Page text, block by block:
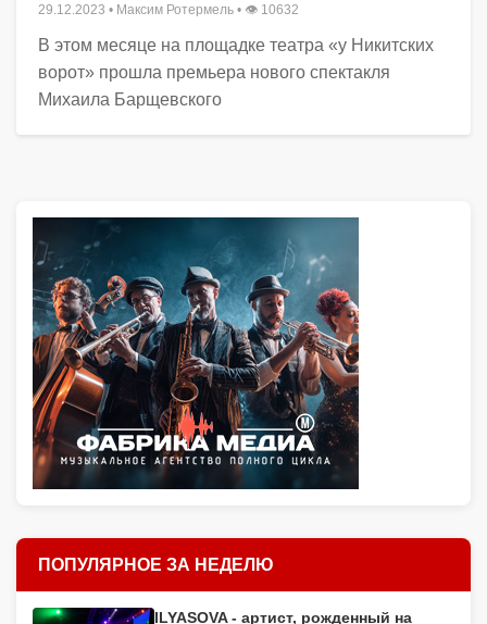
29.12.2023 • Максим Ротермель • 👁 10632
В этом месяце на площадке театра «у Никитских
ворот» прошла премьера нового спектакля
Михаила Барщевского
ПОПУЛЯРНОЕ ЗА НЕДЕЛЮ
ILYASOVA - артист, рожденный на